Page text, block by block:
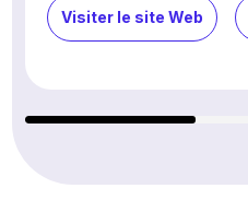
Visiter le site Web